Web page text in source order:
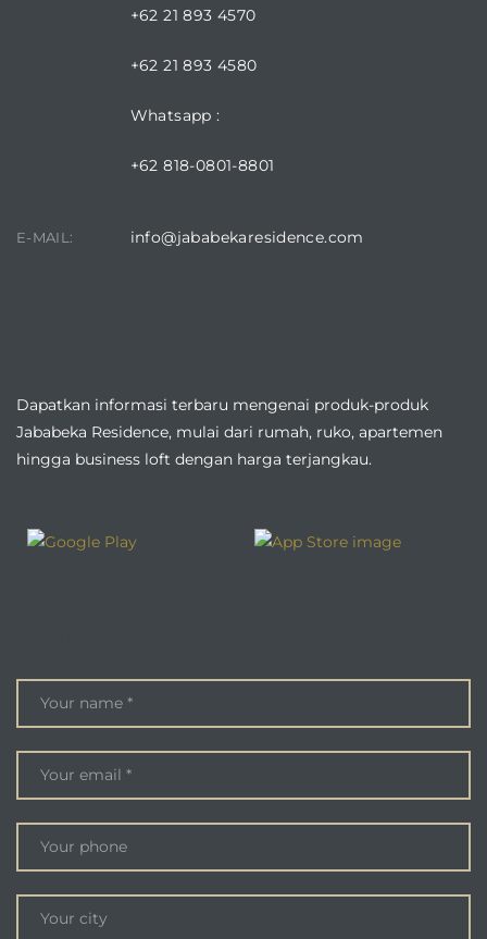
+62 21 893 4570
+62 21 893 4580
Whatsapp :
+62 818-0801-8801
E-MAIL: info@jababekaresidence.com
Dapatkan informasi terbaru mengenai produk-produk
Jababeka Residence, mulai dari rumah, ruko, apartemen
hingga business loft dengan harga terjangkau.